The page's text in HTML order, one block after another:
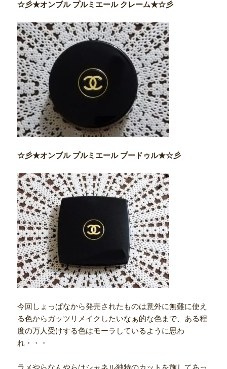
☆彡★オンブル プルミエール クレーム★☆彡
☆彡★オンブル プルミエール プードゥル★☆彡
今回しょっぱなから発売されたものは意外に無難に使え
る色からガッツリメイクしたいなぁ的な色まで、ある程
度の万人受けする色はモーラしているように思わ
れ・・・